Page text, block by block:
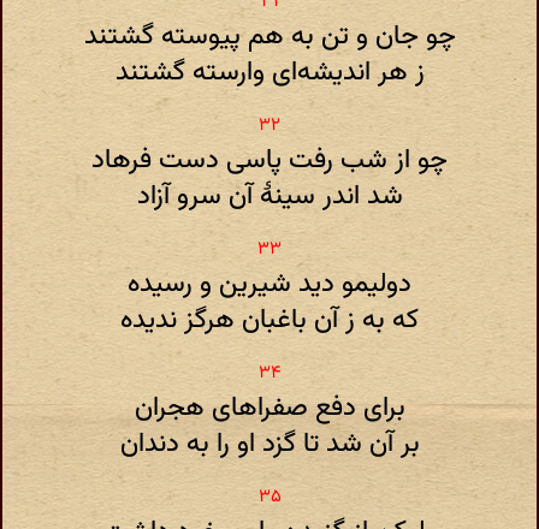
چو جان و تن به هم پیوسته گشتند
ز هر اندیشه‌ای وارسته گشتند
چو از شب رفت پاسی دست فرهاد
شد اندر سینهٔ آن سرو آزاد
دولیمو دید شیرین و رسیده
که به ز آن باغبان هرگز ندیده
برای دفع صفراهای هجران
بر آن شد تا گزد او را به دندان